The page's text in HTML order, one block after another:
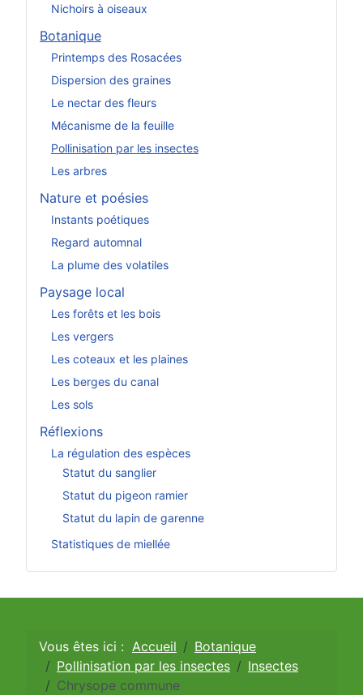
Nichoirs à oiseaux
Botanique
Printemps des Rosacées
Dispersion des graines
Le nectar des fleurs
Mécanisme de la feuille
Pollinisation par les insectes
Les arbres
Nature et poésies
Instants poétiques
Regard automnal
La plume des volatiles
Paysage local
Les forêts et les bois
Les vergers
Les coteaux et les plaines
Les berges du canal
Les sols
Réflexions
La régulation des espèces
Statut du sanglier
Statut du pigeon ramier
Statut du lapin de garenne
Statistiques de miellée
Vous êtes ici : Accueil
Botanique
Pollinisation par les insectes
Insectes
Chrysope commune